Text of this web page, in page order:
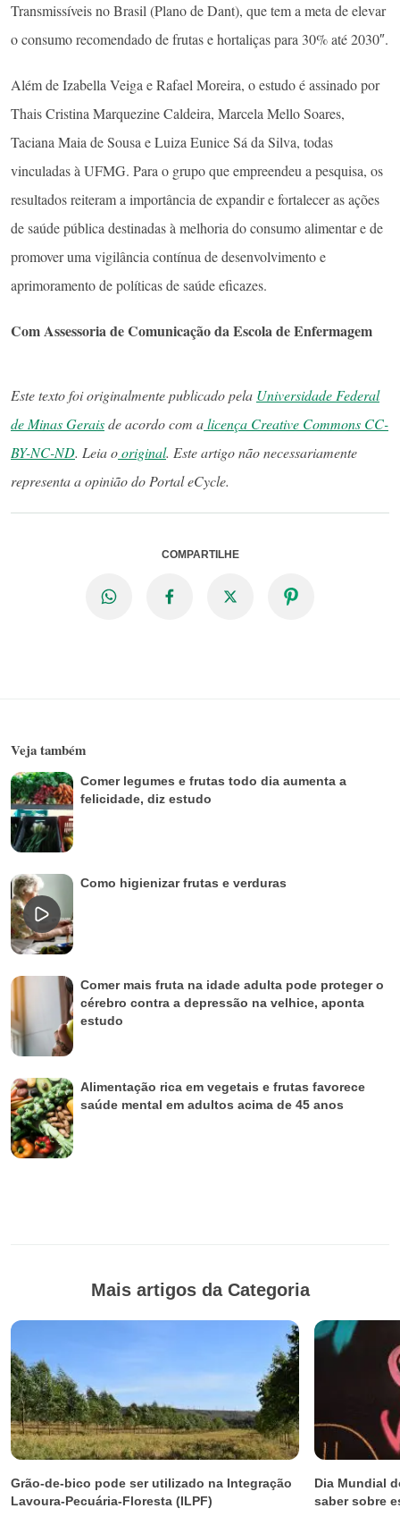
Transmissíveis no Brasil (Plano de Dant), que tem a meta de elevar
o consumo recomendado de frutas e hortaliças para 30% até 2030″.
Além de Izabella Veiga e Rafael Moreira, o estudo é assinado por
Thais Cristina Marquezine Caldeira, Marcela Mello Soares,
Taciana Maia de Sousa e Luiza Eunice Sá da Silva, todas
vinculadas à UFMG. Para o grupo que empreendeu a pesquisa, os
resultados reiteram a importância de expandir e fortalecer as ações
de saúde pública destinadas à melhoria do consumo alimentar e de
promover uma vigilância contínua de desenvolvimento e
aprimoramento de políticas de saúde eficazes.
Com Assessoria de Comunicação da Escola de Enfermagem
Este texto foi originalmente publicado pela Universidade Federal
de Minas Geraisde acordo com alicença Creative Commons CC-
BY-NC-ND. Leia ooriginal. Este artigo não necessariamente
representa a opinião do Portal eCycle.
COMPARTILHE
Veja também
Comer legumes e frutas todo dia aumenta a
felicidade, diz estudo
Como higienizar frutas e verduras
Comer mais fruta na idade adulta pode proteger o
cérebro contra a depressão na velhice, aponta
estudo
Alimentação rica em vegetais e frutas favorece
saúde mental em adultos acima de 45 anos
Mais artigos da Categoria
Grão-de-bico pode ser utilizado na Integração
Lavoura-Pecuária-Floresta (ILPF)
Dia Mundial
saber sobre